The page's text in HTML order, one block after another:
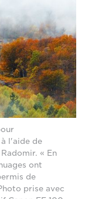
l'aide de
« En
ont
de
prise avec